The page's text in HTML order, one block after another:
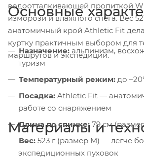
водоотталкивающей пропиткой
изморози и влажного снега. Вес
анатомичный крой Athletic Fit
куртку практичным выбором для
маршрутов и экспедиций.
Основные
Назначение: альпинизм,
туризм
Температурный режим: до
Посадка: Athletic Fit —
работе со снаряжением
Длина по спинке: 79 см
Вес: 523 г (размер M) — легче
экспедиционных пуховок
Материалы и